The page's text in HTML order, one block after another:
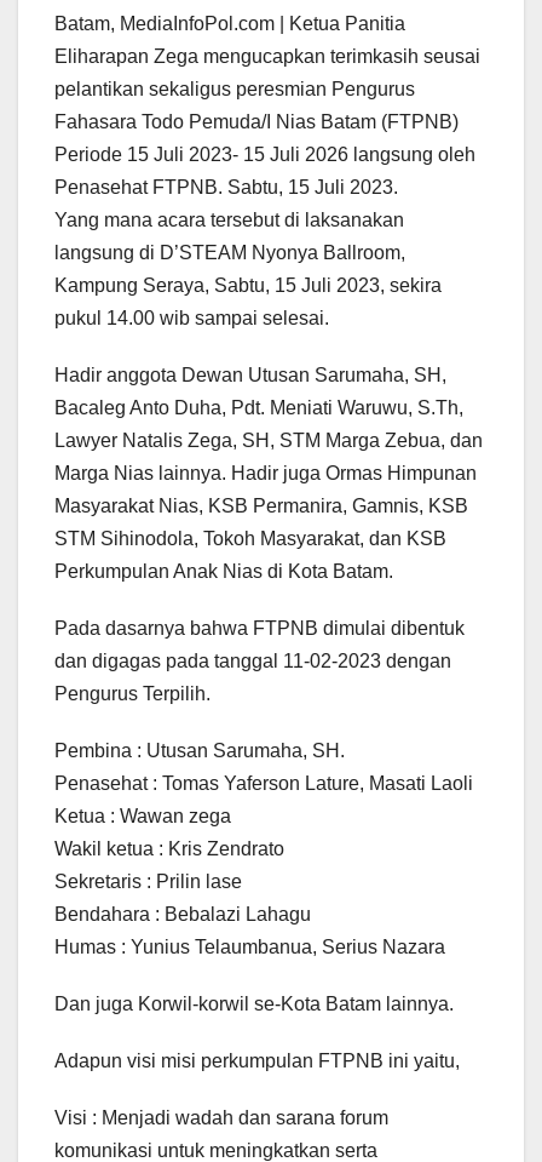
Batam, MediaInfoPol.com | Ketua Panitia
Eliharapan Zega mengucapkan terimkasih seusai
pelantikan sekaligus peresmian Pengurus
Fahasara Todo Pemuda/I Nias Batam (FTPNB)
Periode 15 Juli 2023- 15 Juli 2026 langsung oleh
Penasehat FTPNB. Sabtu, 15 Juli 2023.
Yang mana acara tersebut di laksanakan
langsung di D’STEAM Nyonya Ballroom,
Kampung Seraya, Sabtu, 15 Juli 2023, sekira
pukul 14.00 wib sampai selesai.
Hadir anggota Dewan Utusan Sarumaha, SH,
Bacaleg Anto Duha, Pdt. Meniati Waruwu, S.Th,
Lawyer Natalis Zega, SH, STM Marga Zebua, dan
Marga Nias lainnya. Hadir juga Ormas Himpunan
Masyarakat Nias, KSB Permanira, Gamnis, KSB
STM Sihinodola, Tokoh Masyarakat, dan KSB
Perkumpulan Anak Nias di Kota Batam.
Pada dasarnya bahwa FTPNB dimulai dibentuk
dan digagas pada tanggal 11-02-2023 dengan
Pengurus Terpilih.
Pembina : Utusan Sarumaha, SH.
Penasehat : Tomas Yaferson Lature, Masati Laoli
Ketua : Wawan zega
Wakil ketua : Kris Zendrato
Sekretaris : Prilin lase
Bendahara : Bebalazi Lahagu
Humas : Yunius Telaumbanua, Serius Nazara
Dan juga Korwil-korwil se-Kota Batam lainnya.
Adapun visi misi perkumpulan FTPNB ini yaitu,
Visi : Menjadi wadah dan sarana forum
komunikasi untuk meningkatkan serta